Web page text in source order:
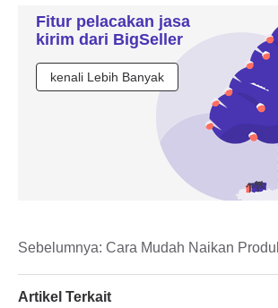
Fitur pelacakan jasa
kirim dari BigSeller
kenali Lebih Banyak
Sebelumnya: Cara Mudah Naikan
Artikel Terkait